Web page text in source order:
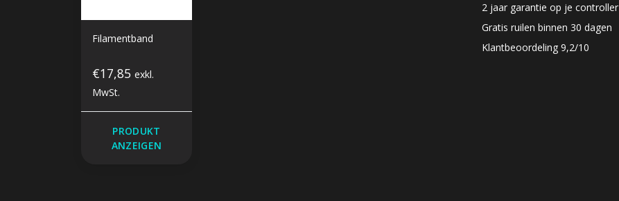
2 jaar garantie op je controller
Gratis ruilen binnen 30 dagen
Klantbeoordeling 9,2/10
Filamentband
€17,85 exkl.
MwSt.
PRODUKT
ANZEIGEN